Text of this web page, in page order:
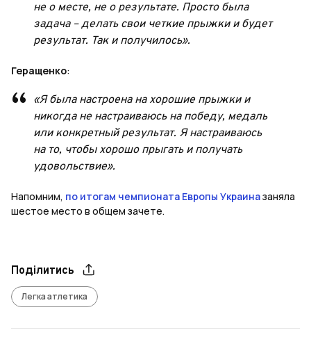
не о месте, не о результате. Просто была
задача – делать свои четкие прыжки и будет
результат. Так и получилось».
Геращенко:
«Я была настроена на хорошие прыжки и
никогда не настраиваюсь на победу, медаль
или конкретный результат. Я настраиваюсь
на то, чтобы хорошо прыгать и получать
удовольствие».
Напомним, по итогам чемпионата Европы Украиназаняла
шестое место в общем зачете.
Поділитись
Легка атлетика